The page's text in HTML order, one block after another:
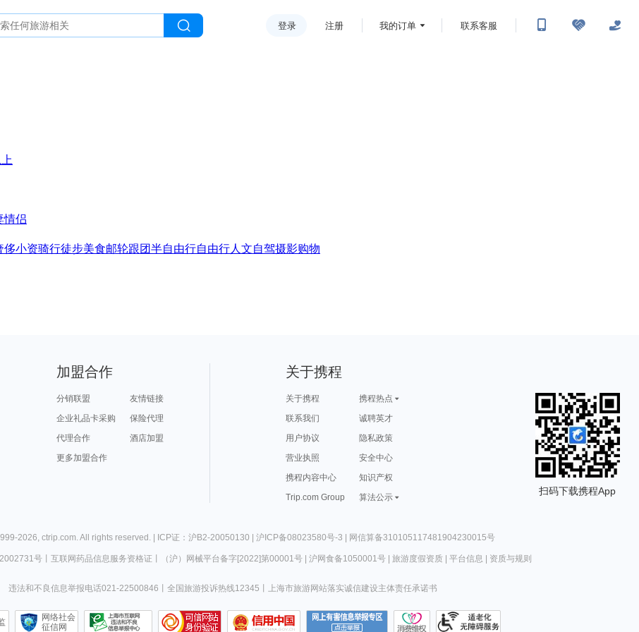
登录 注册 我的订单 联系客服
情侣
侈小资骑行徒步美食邮轮跟团半自由行自由行人文自驾摄影购物
加盟合作
分销联盟
友情链接
企业礼品卡采购
保险代理
代理合作
酒店加盟
更多加盟合作
关于携程
关于携程
携程热点
联系我们
诚聘英才
用户协议
隐私政策
营业执照
安全中心
携程内容中心
知识产权
Trip.com Group
算法公示
扫码下载携程App
2026, ctrip.com. All rights reserved. | ICP证：沪B2-20050130 | 沪ICP备08023580号-3 | 网信算备310105117481904230015号
号丨 互联网药品信息服务资格证 （沪）网械平台备字[2022]第00001号| 沪网食备1050001号| 旅游度假资质| 平台信息 资质与规则
违法和不良信息举报电话021-22500846 全国旅游投诉热线12345 上海市旅游网站落实诚信建设主体责任承诺书
网络社会
征信网